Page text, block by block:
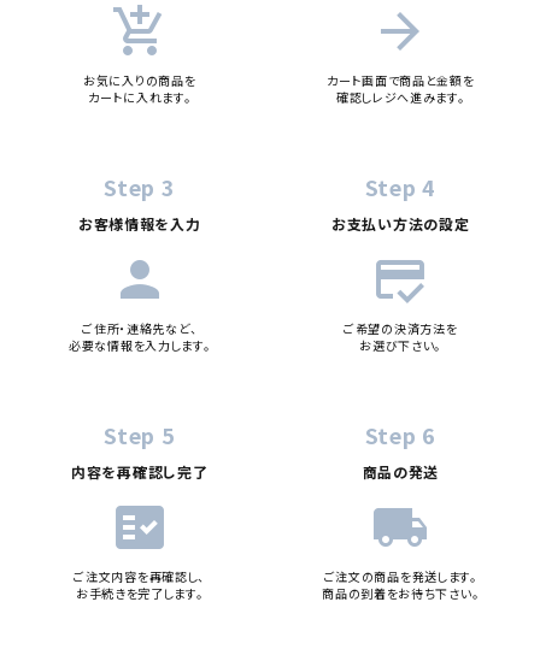
add_shopping_cart
お気に入りの商品を
カートに入れます。
arrow_forward
カート画面で商品と金額を
確認しレジへ進みます。
Step 3
お客様情報を入力
person
ご住所・連絡先など、
必要な情報を入力します。
Step 4
お支払い方法の設定
credit_score
ご希望の決済方法を
お選び下さい。
Step 5
内容を再確認し完了
fact_check
ご注文内容を再確認し、
お手続きを完了します。
Step 6
商品の発送
local_shipping
ご注文の商品を発送します。
商品の到着をお待ち下さい。